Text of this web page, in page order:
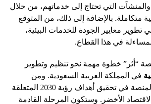
والمنشآت التي تحتاج إلى خدماتهم، من خلال
متكاملة. بالإضافة إلى ذلك، من المتوقع
تطوير معايير الجودة للخدمات البيئية،
في هذا القطاع.
“أثر” خطوة مهمة نحو تنظيم وتطوير
في المملكة العربية السعودية. ومن
المتوقع أن تساهم المنصة في تحقيق أهداف رؤية 2030 المتعلقة
الأخضر. وستكون المرحلة القادمة